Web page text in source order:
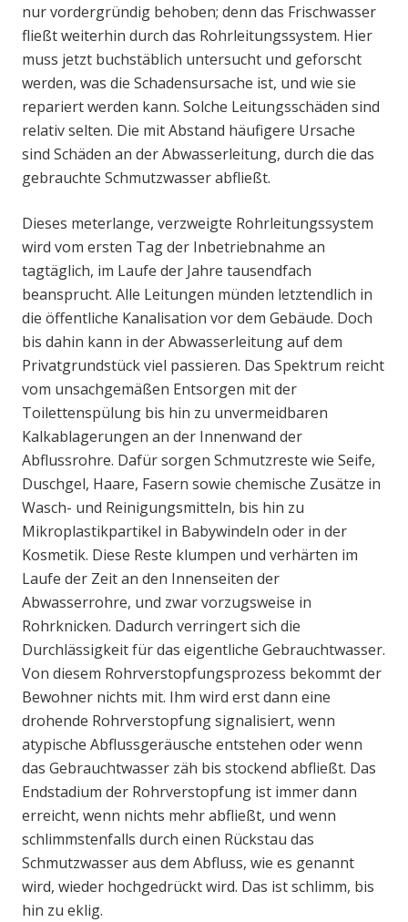
nur vordergründig behoben; denn das Frischwasser
fließt weiterhin durch das Rohrleitungssystem. Hier
muss jetzt buchstäblich untersucht und geforscht
werden, was die Schadensursache ist, und wie sie
repariert werden kann. Solche Leitungsschäden sind
relativ selten. Die mit Abstand häufigere Ursache
sind Schäden an der Abwasserleitung, durch die das
gebrauchte Schmutzwasser abfließt.
Dieses meterlange, verzweigte Rohrleitungssystem
wird vom ersten Tag der Inbetriebnahme an
tagtäglich, im Laufe der Jahre tausendfach
beansprucht. Alle Leitungen münden letztendlich in
die öffentliche Kanalisation vor dem Gebäude. Doch
bis dahin kann in der Abwasserleitung auf dem
Privatgrundstück viel passieren. Das Spektrum reicht
vom unsachgemäßen Entsorgen mit der
Toilettenspülung bis hin zu unvermeidbaren
Kalkablagerungen an der Innenwand der
Abflussrohre. Dafür sorgen Schmutzreste wie Seife,
Duschgel, Haare, Fasern sowie chemische Zusätze in
Wasch- und Reinigungsmitteln, bis hin zu
Mikroplastikpartikel in Babywindeln oder in der
Kosmetik. Diese Reste klumpen und verhärten im
Laufe der Zeit an den Innenseiten der
Abwasserrohre, und zwar vorzugsweise in
Rohrknicken. Dadurch verringert sich die
Durchlässigkeit für das eigentliche Gebrauchtwasser.
Von diesem Rohrverstopfungsprozess bekommt der
Bewohner nichts mit. Ihm wird erst dann eine
drohende Rohrverstopfung signalisiert, wenn
atypische Abflussgeräusche entstehen oder wenn
das Gebrauchtwasser zäh bis stockend abfließt. Das
Endstadium der Rohrverstopfung ist immer dann
erreicht, wenn nichts mehr abfließt, und wenn
schlimmstenfalls durch einen Rückstau das
Schmutzwasser aus dem Abfluss, wie es genannt
wird, wieder hochgedrückt wird. Das ist schlimm, bis
hin zu eklig.